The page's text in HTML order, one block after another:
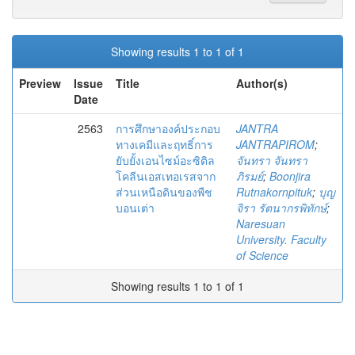
Showing results 1 to 1 of 1
Preview
Issue
Date
Title Author(s)
2563
การศึกษาองค์ประกอบ
ทางเคมีและฤทธิ์การ
ยับยั้งเอนไซม์อะซิติล
โคลีนเอสเทอเรสจาก
ส่วนเหนือดินของพืช
บอนเต่า
JANTRA
JANTRAPIROM;
จันทรา จันทรา
ภิรมย์; Boonjira
Rutnakornpituk; บุญ
จิรา รัตนากรพิทักษ์;
Naresuan
University. Faculty
of Science
Showing results 1 to 1 of 1